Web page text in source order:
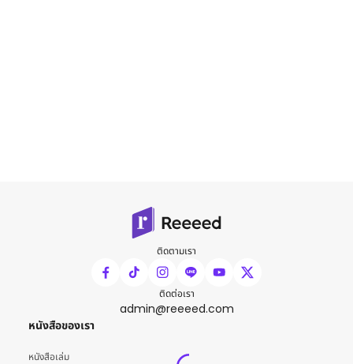
ติดตามเรา
ติดต่อเรา
admin@reeeed.com
หนังสือของเรา
หนังสือเล่ม